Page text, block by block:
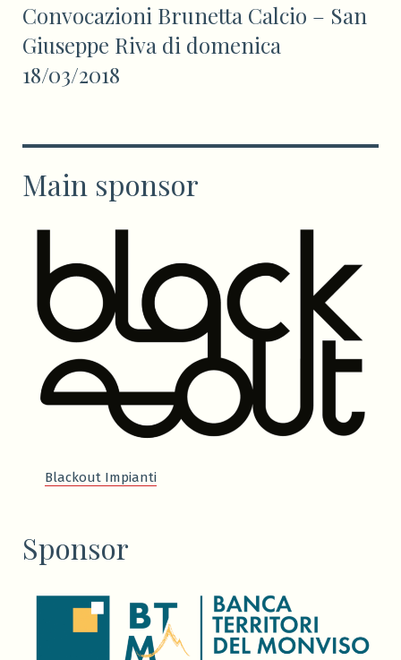
successivo:
Convocazioni Brunetta Calcio – San
Giuseppe Riva di domenica
18/03/2018
Main sponsor
Blackout Impianti
Sponsor